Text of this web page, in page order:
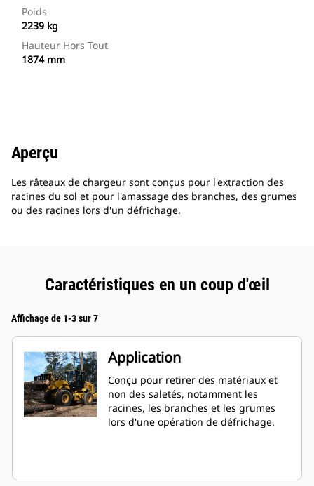
Poids
2239 kg
Hauteur Hors Tout
1874 mm
Aperçu
Les râteaux de chargeur sont conçus pour l'extraction des
racines du sol et pour l'amassage des branches, des grumes
ou des racines lors d'un défrichage.
Caractéristiques en un coup d'œil
Affichage de 1-3 sur 7
Application
Conçu pour retirer des matériaux et
non des saletés, notamment les
racines, les branches et les grumes
lors d'une opération de défrichage.